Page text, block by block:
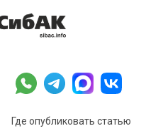
Где опубликовать статью